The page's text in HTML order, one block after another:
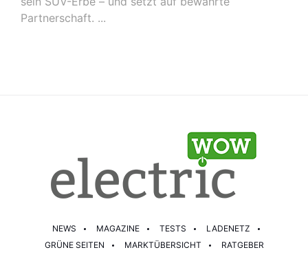
Partnerschaft. ...
NEWS MAGAZINE TESTS
LADENETZ
GRÜNE SEITEN
MARKTÜBERSICHT RATGEBER